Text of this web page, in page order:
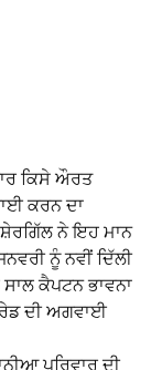
ਕਿਸੇ ਔਰਤ
ਕਰਨ ਦਾ
ਨੇ ਇਹ ਮਾਨ
ਨੂੰ ਨਵੀਂ ਦਿੱਲੀ
ਕੈਪਟਨ ਭਾਵਨਾ
ਦੀ ਅਗਵਾਈ
ਪਰਿਵਾਰ ਦੀ